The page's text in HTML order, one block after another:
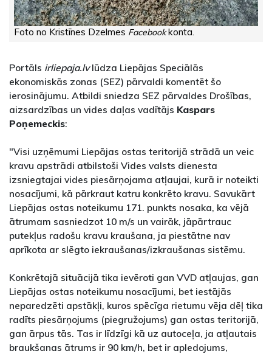
Foto no Kristīnes Dzelmes Facebookkonta.
Portāls irliepaja.lvlūdza Liepājas Speciālās
ekonomiskās zonas (SEZ) pārvaldi komentēt šo
ierosinājumu. Atbildi sniedza SEZ pārvaldes Drošības,
aizsardzības un vides daļas vadītājs Kaspars
Poņemeckis:
"Visi uzņēmumi Liepājas ostas teritorijā strādā un veic
kravu apstrādi atbilstoši Vides valsts dienesta
izsniegtajai vides piesārņojama atļaujai, kurā ir noteikti
nosacījumi, kā pārkraut katru konkrēto kravu. Savukārt
Liepājas ostas noteikumu 171. punkts nosaka, ka vējā
ātrumam sasniedzot 10 m/s un vairāk, jāpārtrauc
putekļus radošu kravu kraušana, ja piestātne nav
aprīkota ar slēgto iekraušanas/izkraušanas sistēmu.
Konkrētajā situācijā tika ievēroti gan VVD atļaujas, gan
Liepājas ostas noteikumu nosacījumi, bet iestājās
neparedzēti apstākļi, kuros spēcīga rietumu vēja dēļ tika
radīts piesārņojums (piegružojums) gan ostas teritorijā,
gan ārpus tās. Tas ir līdzīgi kā uz autoceļa, ja atļautais
braukšanas ātrums ir 90 km/h, bet ir apledojums,